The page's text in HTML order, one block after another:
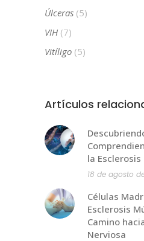
Úlceras (5)
VIH (7)
Vitíligo (5)
Artículos
la
18 de agosto
Células
Esclerosis
Camino
Nerviosa